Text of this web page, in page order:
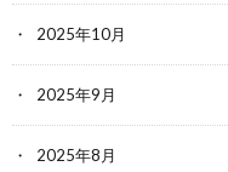
2025年10月
2025年9月
2025年8月